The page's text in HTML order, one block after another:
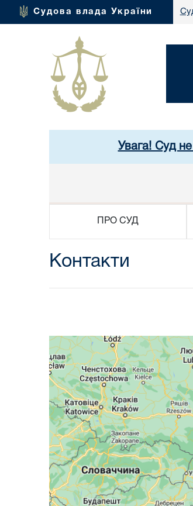
Судова влада України
Увага! Суд
ПРО СУД
Контакти